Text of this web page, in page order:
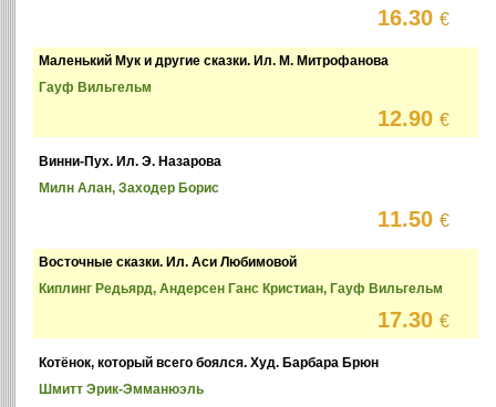
16.30€
Маленький Мук и другие сказки. Ил. М. Митрофанова
Гауф Вильгельм
12.90€
Винни-Пух. Ил. Э. Назарова
Милн Алан, Заходер Борис
11.50€
Восточные сказки. Ил. Аси Любимовой
Киплинг Редьярд, Андерсен Ганс Кристиан, Гауф Вильгельм
17.30€
Котёнок, который всего боялся. Худ. Барбара Брюн
Шмитт Эрик-Эмманюэль